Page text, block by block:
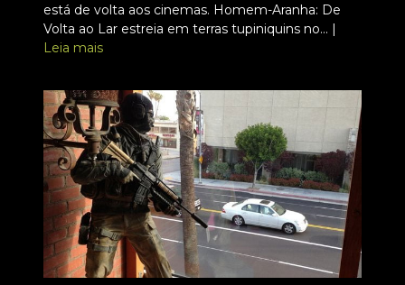
está de volta aos cinemas. Homem-Aranha: De
Volta ao Lar estreia em terras tupiniquins no... |
Leia mais